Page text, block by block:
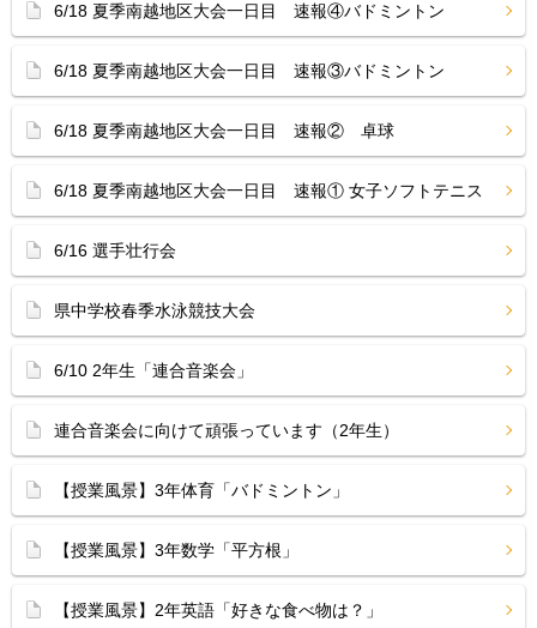
6/18 夏季南越地区大会一日目 速報④バドミントン
6/18 夏季南越地区大会一日目 速報③バドミントン
6/18 夏季南越地区大会一日目 速報② 卓球
6/18 夏季南越地区大会一日目 速報① 女子ソフトテニス
6/16 選手壮行会
県中学校春季水泳競技大会
6/10 2年生「連合音楽会」
連合音楽会に向けて頑張っています（2年生）
【授業風景】3年体育「バドミントン」
【授業風景】3年数学「平方根」
【授業風景】2年英語「好きな食べ物は？」